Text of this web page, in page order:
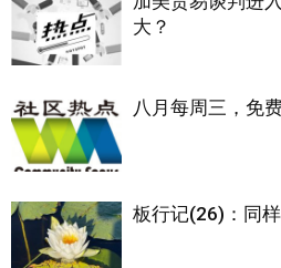
大？
八月每周三，免
板行记(26)：同